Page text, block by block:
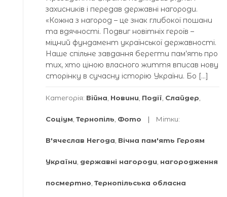
захисників і передав державні нагороди.
«Кожна з нагород – це знак глибокої пошани
та вдячності. Подвиг новітніх героїв –
міцний фундамент української державності.
Наше спільне завдання берегти пам’ять про
тих, хто ціною власного життя вписав нову
сторінку в сучасну історію України. Бо […]
Категорія: Війна Новини Події Слайдер
Соціум Тернопіль Фото Мітки:
В'ячеслав Негода Вічна пам'ять Героям
України державні нагороди нагородження
посмертно Тернопільська обласна